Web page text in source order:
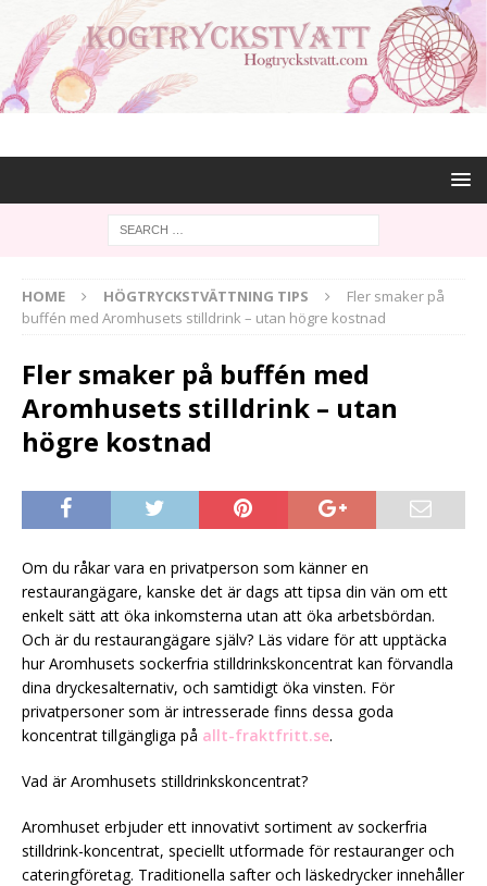
HOME HÖGTRYCKSTVÄTTNING TIPS
Fler smaker på
buffén med Aromhusets stilldrink – utan högre kostnad
Fler smaker på buffén med
Aromhusets stilldrink – utan
högre kostnad
Om du råkar vara en privatperson som känner en
restaurangägare, kanske det är dags att tipsa din vän om ett
enkelt sätt att öka inkomsterna utan att öka arbetsbördan.
Och är du restaurangägare själv? Läs vidare för att upptäcka
hur Aromhusets sockerfria stilldrinkskoncentrat kan förvandla
dina dryckesalternativ, och samtidigt öka vinsten. För
privatpersoner som är intresserade finns dessa goda
koncentrat tillgängliga på allt-fraktfritt.se.
Vad är Aromhusets stilldrinkskoncentrat?
Aromhuset erbjuder ett innovativt sortiment av sockerfria
stilldrink-koncentrat, speciellt utformade för restauranger och
cateringföretag. Traditionella safter och läskedrycker innehåller